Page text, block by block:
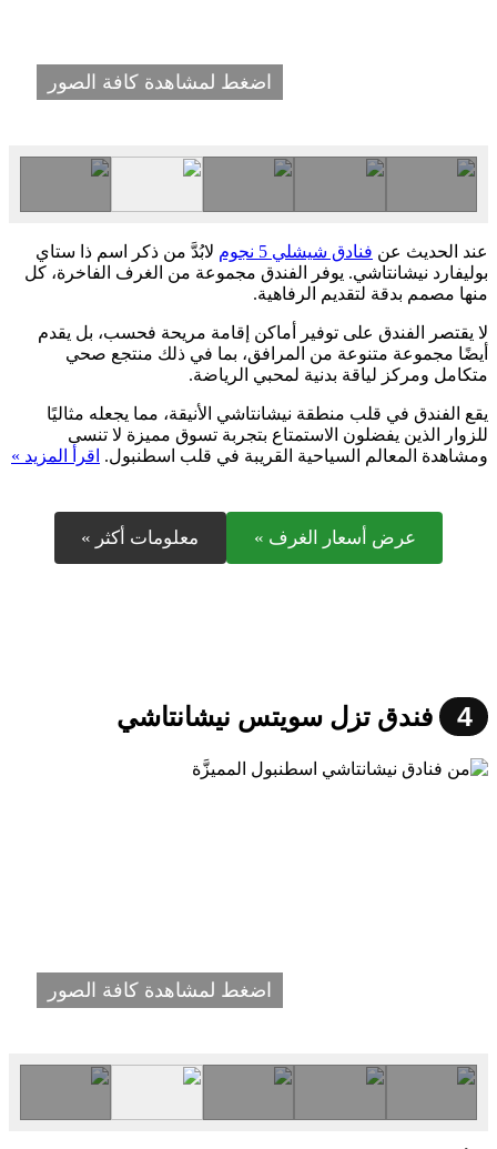
اضغط لمشاهدة كافة الصور
عند الحديث عن فنادق شيشلي 5 نجوم
لابُدَّ من ذكر اسم ذا ستاي
بوليفارد نيشانتاشي. يوفر الفندق مجموعة من الغرف الفاخرة، كل
منها مصمم بدقة لتقديم الرفاهية.
لا يقتصر الفندق على توفير أماكن إقامة مريحة فحسب، بل يقدم
أيضًا مجموعة متنوعة من المرافق، بما في ذلك منتجع صحي
متكامل ومركز لياقة بدنية لمحبي الرياضة.
يقع الفندق في قلب منطقة نيشانتاشي الأنيقة، مما يجعله مثاليًا
للزوار الذين يفضلون الاستمتاع بتجربة تسوق مميزة لا تنسى
ومشاهدة المعالم السياحية القريبة في قلب اسطنبول. اقرأ المزيد »
عرض أسعار الغرف » معلومات أكثر »
4 فندق تزل سويتس نيشانتاشي
اضغط لمشاهدة كافة الصور